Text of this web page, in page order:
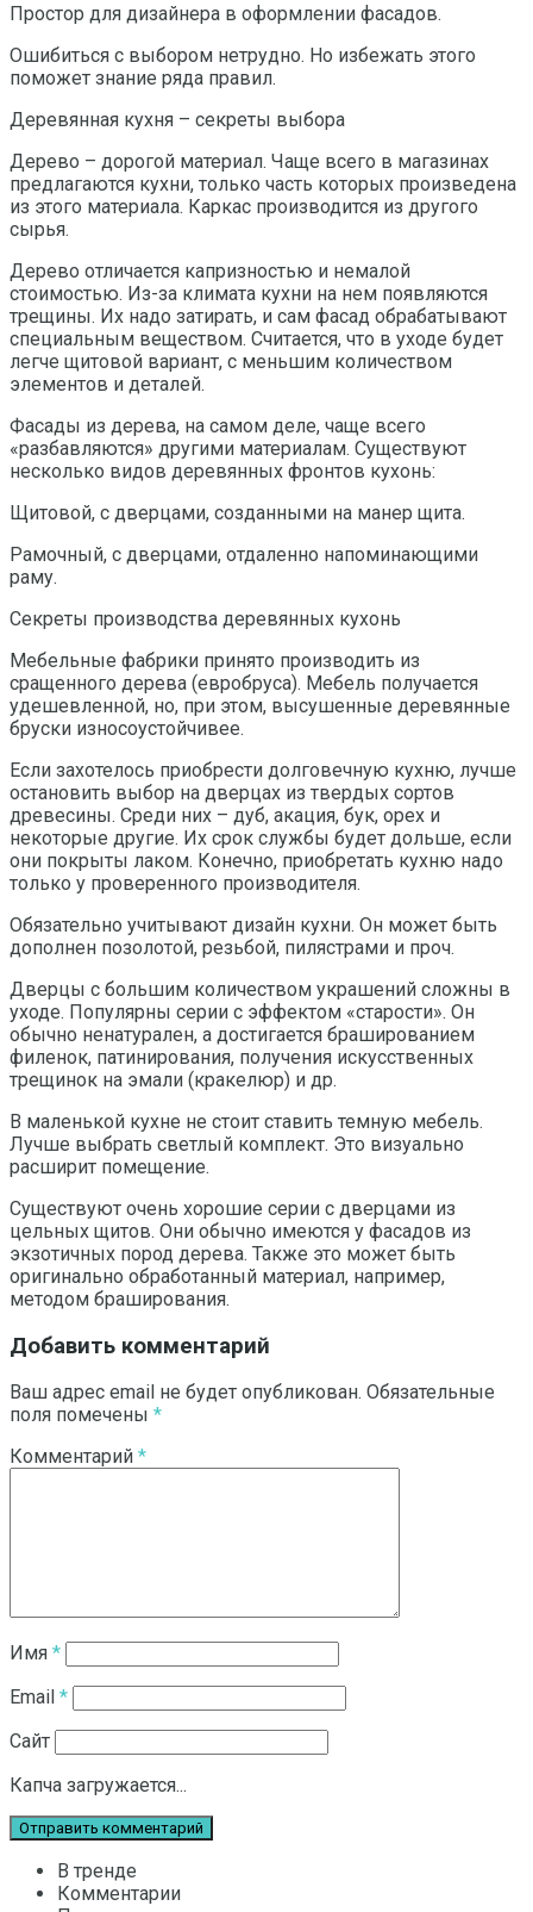
Простор для дизайнера в оформлении фасадов.
Ошибиться с выбором нетрудно. Но избежать этого
поможет знание ряда правил.
Деревянная кухня – секреты выбора
Дерево – дорогой материал. Чаще всего в магазинах
предлагаются кухни, только часть которых произведена
из этого материала. Каркас производится из другого
сырья.
Дерево отличается капризностью и немалой
стоимостью. Из-за климата кухни на нем появляются
трещины. Их надо затирать, и сам фасад обрабатывают
специальным веществом. Считается, что в уходе будет
легче щитовой вариант, с меньшим количеством
элементов и деталей.
Фасады из дерева, на самом деле, чаще всего
«разбавляются» другими материалам. Существуют
несколько видов деревянных фронтов кухонь:
Щитовой, с дверцами, созданными на манер щита.
Рамочный, с дверцами, отдаленно напоминающими
раму.
Секреты производства деревянных кухонь
Мебельные фабрики принято производить из
сращенного дерева (евробруса). Мебель получается
удешевленной, но, при этом, высушенные деревянные
бруски износоустойчивее.
Если захотелось приобрести долговечную кухню, лучше
остановить выбор на дверцах из твердых сортов
древесины. Среди них – дуб, акация, бук, орех и
некоторые другие. Их срок службы будет дольше, если
они покрыты лаком. Конечно, приобретать кухню надо
только у проверенного производителя.
Обязательно учитывают дизайн кухни. Он может быть
дополнен позолотой, резьбой, пилястрами и проч.
Дверцы с большим количеством украшений сложны в
уходе. Популярны серии с эффектом «старости». Он
обычно ненатурален, а достигается брашированием
филенок, патинирования, получения искусственных
трещинок на эмали (кракелюр) и др.
В маленькой кухне не стоит ставить темную мебель.
Лучше выбрать светлый комплект. Это визуально
расширит помещение.
Существуют очень хорошие серии с дверцами из
цельных щитов. Они обычно имеются у фасадов из
экзотичных пород дерева. Также это может быть
оригинально обработанный материал, например,
методом браширования.
Добавить комментарий
Ваш адрес email не будет опубликован. Обязательные
поля помечены *
Комментарий *
Имя *
Email *
Сайт
Капча загружается...
В тренде
Комментарии